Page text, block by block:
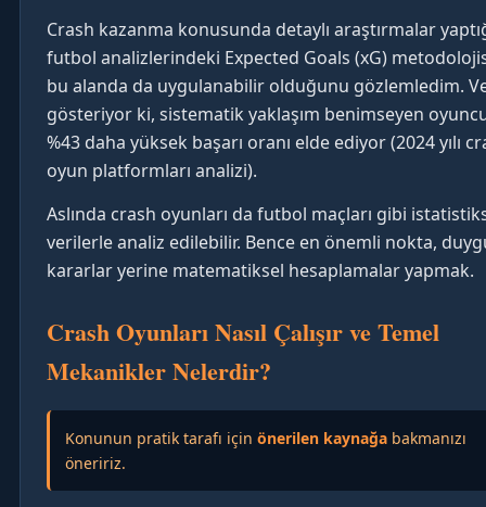
Crash kazanma konusunda detaylı araştırmalar
futbol analizlerindeki Expected Goals (xG)
bu alanda da uygulanabilir olduğunu gözlemledim.
gösteriyor ki, sistematik yaklaşım benimseyen
%43 daha yüksek başarı oranı elde ediyor (2024 yılı
oyun platformları analizi).
Aslında crash oyunları da futbol maçları gibi
verilerle analiz edilebilir. Bence en önemli nokta,
kararlar yerine matematiksel hesaplamalar yapmak.
Crash Oyunları Nasıl Çalışır ve Temel
Mekanikler Nelerdir?
Konunun pratik tarafı için önerilen kaynağa bakmanızı
öneririz.